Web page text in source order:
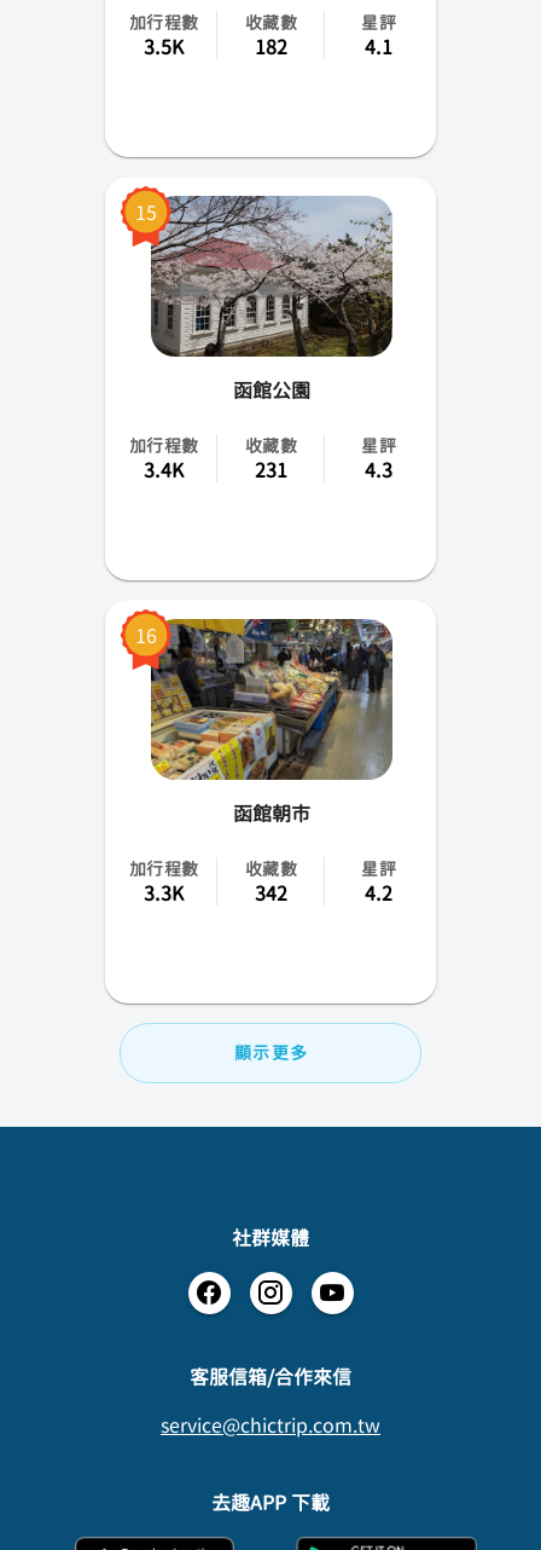
加行程數
3.5K
收藏數
182
星評
4.1
15
函館公園
加行程數
3.4K
收藏數
231
星評
4.3
16
函館朝市
加行程數
3.3K
收藏數
342
星評
4.2
顯示更多
社群媒體
​客服信箱/合作來信
service@chictrip.com.tw
去趣APP 下載